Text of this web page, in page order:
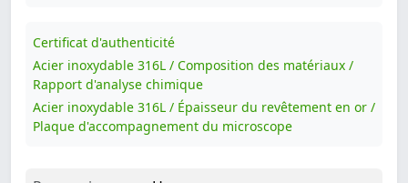
Certificat d'authenticité
Acier inoxydable 316L / Composition des matériaux /
Rapport d'analyse chimique
Acier inoxydable 316L / Épaisseur du revêtement en or /
Plaque d'accompagnement du microscope